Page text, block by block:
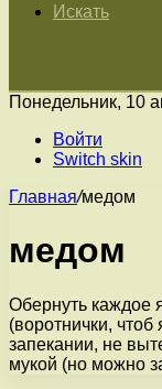
Искать
Понедельник, 10
Войти
Switch skin
Главная/медом
медом
Обернуть каждое
(воротнички,
запекании, не
мукой (но можно